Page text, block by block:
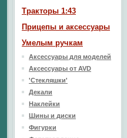
Тракторы 1:43
Прицепы и аксессуары
Умелым ручкам
Аксессуары для моделей
Аксессуары от AVD
'Стекляшки'
Декали
Наклейки
Шины и диски
Фигурки